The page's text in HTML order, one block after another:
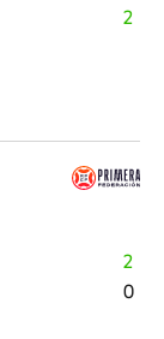
2
2
0